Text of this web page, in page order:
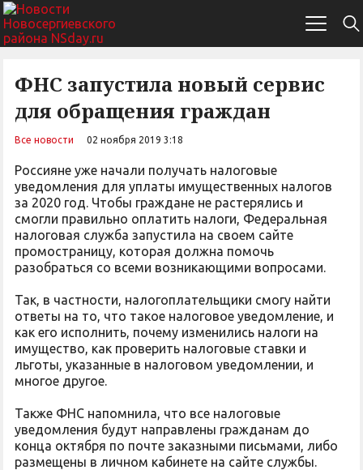
ФНС запустила новый сервис
для обращения граждан
Все новости 02 ноября 2019 3:18
Россияне уже начали получать налоговые
уведомления для уплаты имущественных налогов
за 2020 год. Чтобы граждане не растерялись и
смогли правильно оплатить налоги, Федеральная
налоговая служба запустила на своем сайте
промостраницу, которая должна помочь
разобраться со всеми возникающими вопросами.
Так, в частности, налогоплательщики смогу найти
ответы на то, что такое налоговое уведомление, и
как его исполнить, почему изменились налоги на
имущество, как проверить налоговые ставки и
льготы, указанные в налоговом уведомлении, и
многое другое.
Также ФНС напомнила, что все налоговые
уведомления будут направлены гражданам до
конца октября по почте заказными письмами, либо
размещены в личном кабинете на сайте службы.